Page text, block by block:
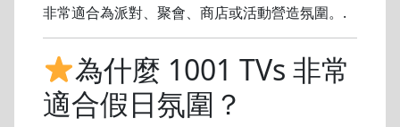
非常適合為派對、聚會、商店或活動營造氛圍。.
為什麼 1001 TVs 非常
適合假日氛圍？